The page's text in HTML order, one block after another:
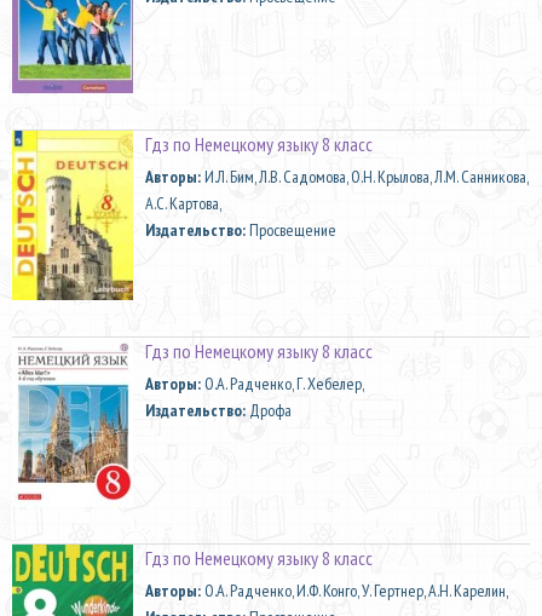
Гдз по Немецкому языку 8 класс
Aвторы:И.Л. Бим, Л.В. Садомова, О.Н. Крылова, Л.М. Санникова,
А.С. Картова,
Издательство:Просвещение
Гдз по Немецкому языку 8 класс
Aвторы: О.А. Радченко, Г. Хебелер,
Издательство: Дрофа
Гдз по Немецкому языку 8 класс
Aвторы: О.А. Радченко, И.Ф. Конго, У. Гертнер, А.Н. Карелин,